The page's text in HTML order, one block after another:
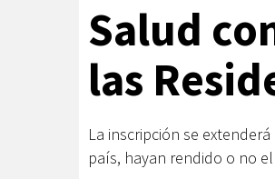
Salud
las
La inscripción se
país, hayan rendido o no